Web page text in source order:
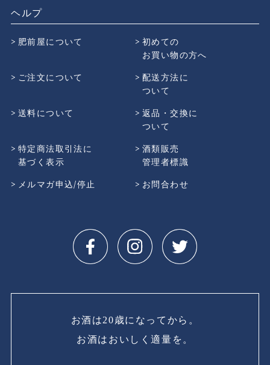
ヘルプ
肥前屋について
初めての
お買い物の方へ
ご注文について
配送方法に
ついて
送料について
返品・交換に
ついて
特定商法取引法に
基づく表示
酒類販売
管理者標識
メルマガ申込/停止
お問合わせ
お酒は20歳になってから。
お酒はおいしく適量を。